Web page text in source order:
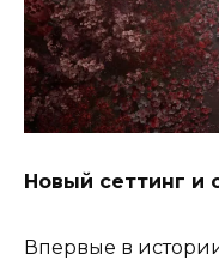
Новый сеттинг и
Впервые в